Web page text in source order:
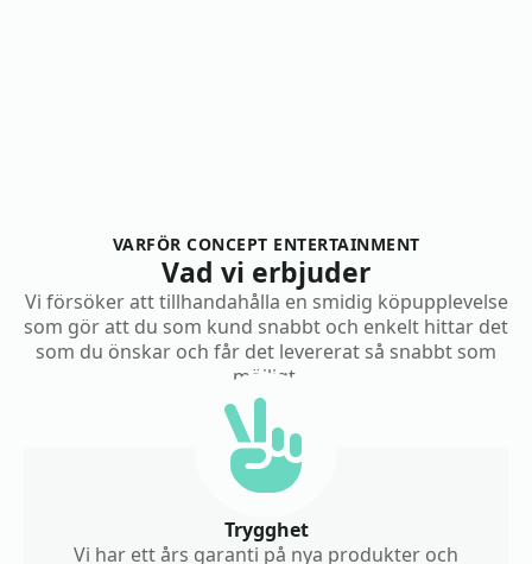
VARFÖR CONCEPT ENTERTAINMENT
Vad vi erbjuder
Vi försöker att tillhandahålla en smidig köpupplevelse
som gör att du som kund snabbt och enkelt hittar det
som du önskar och får det levererat så snabbt som
möjligt.
Trygghet
Vi har ett års garanti på nya produkter och